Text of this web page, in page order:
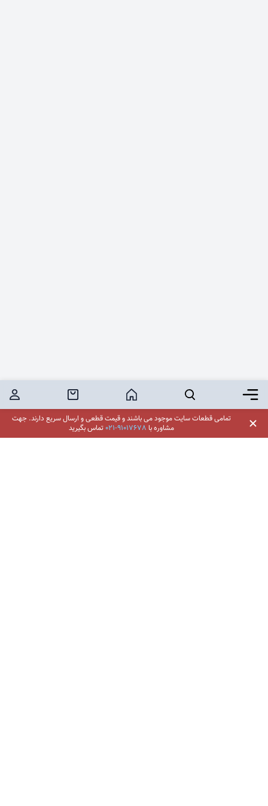
برگر منو جستجو خانه خرید محصول
تمامی قطعات سایت موجود می باشند و قیمت قطعی و ارسال سریع دارند. جهت
مشاوره با 021-91017678 تماس بگیرید